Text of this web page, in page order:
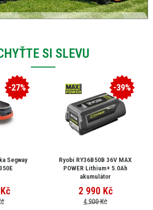
SI SLEVU
-27%
Segway
Kč
-39%
Ryobi RY36B50B 36V MAX
POWER Lithium+ 5.0Ah
akumulátor
2 990 Kč
4 900 Kč